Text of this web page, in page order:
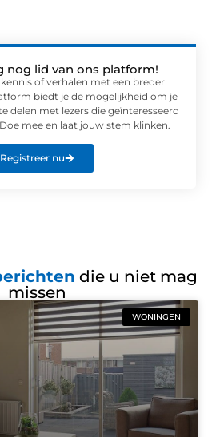
nog lid van ons platform!
of verhalen met een breder
biedt je de mogelijkheid om je
delen met lezers die geïnteresseerd
mee en laat jouw stem klinken.
Registreer nu
die u niet mag
missen
WONINGEN